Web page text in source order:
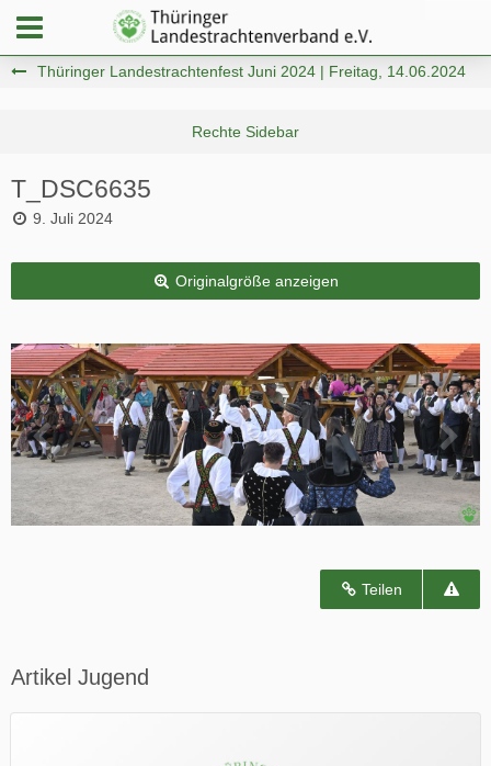
Thüringer Landestrachtenfest Juni 2024 | Freitag, 14.06.2024
T_DSC6635
9. Juli 2024
Originalgröße anzeigen
Teilen
Artikel Jugend